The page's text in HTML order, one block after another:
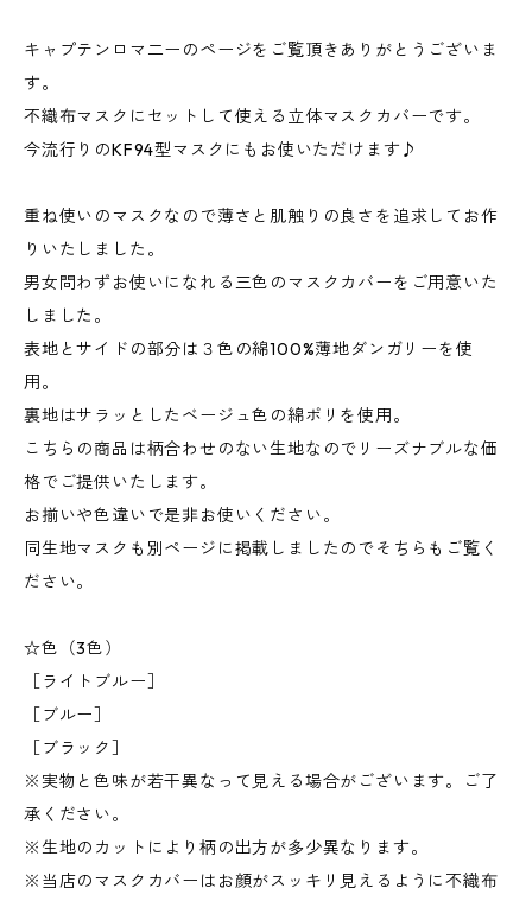
キャプテンロマ二ーのページをご覧頂きありがとうございま
す。
不織布マスクにセットして使える立体マスクカバーです。
今流行りのKF94型マスクにもお使いただけます♪
重ね使いのマスクなので薄さと肌触りの良さを追求してお作
りいたしました。
男女問わずお使いになれる三色のマスクカバーをご用意いた
しました。
表地とサイドの部分は３色の綿100%薄地ダンガリーを使
用。
裏地はサラッとしたベージュ色の綿ポリを使用。
こちらの商品は柄合わせのない生地なのでリーズナブルな価
格でご提供いたします。
お揃いや色違いで是非お使いください。
同生地マスクも別ページに掲載しましたのでそちらもご覧く
ださい。
☆色（3色）
［ライトブルー］
［ブルー］
［ブラック］
※実物と色味が若干異なって見える場合がございます。ご了
承ください。
※生地のカットにより柄の出方が多少異なります。
※当店のマスクカバーはお顔がスッキリ見えるように不織布